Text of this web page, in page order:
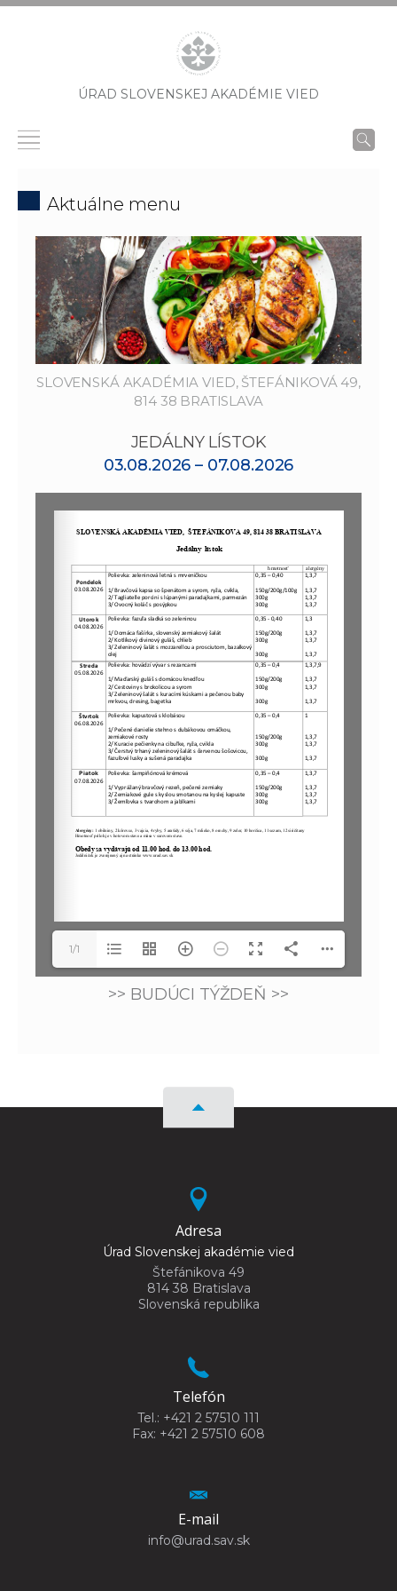
ÚRAD SLOVENSKEJ AKADÉMIE VIED
Aktuálne menu
SLOVENSKÁ AKADÉMIA VIED, ŠTEFÁNIKOVÁ 49,
814 38 BRATISLAVA
JEDÁLNY LÍSTOK
03.08.2026 – 07.08.2026
1/1
>> BUDÚCI TÝŽDEŇ >>
Adresa
Úrad Slovenskej akadémie vied
Štefánikova 49
814 38 Bratislava
Slovenská republika
Telefón
Tel.: +421 2 57510 111
Fax: +421 2 57510 608
E-mail
info@urad.sav.sk